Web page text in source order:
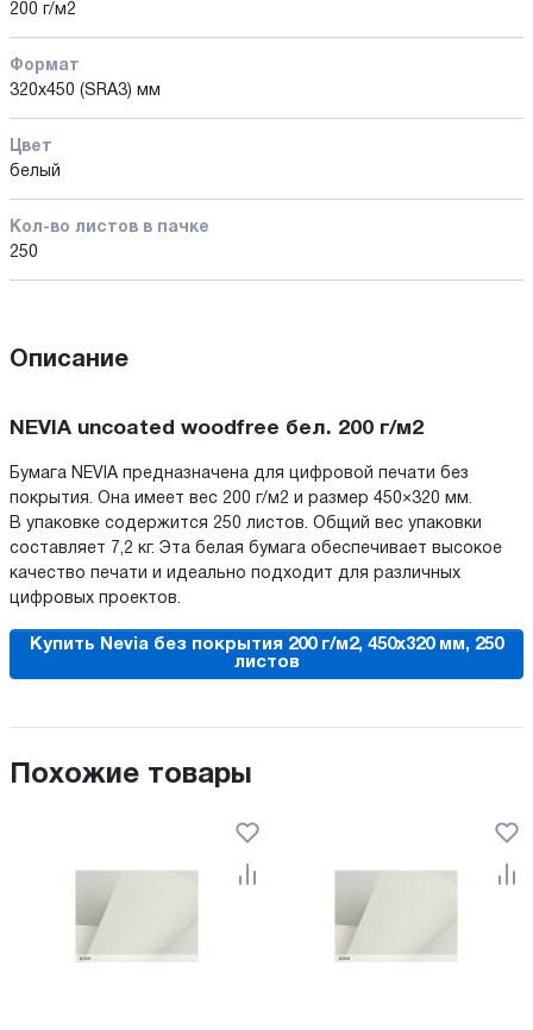
200 г/м2
Формат
320x450 (SRA3) мм
Цвет
белый
Кол-во листов в пачке
250
Описание
NEVIA uncoated woodfree бел. 200 г/м2
Бумага NEVIA предназначена для цифровой печати без
покрытия. Она имеет вес 200 г/м2 и размер 450×320 мм.
В упаковке содержится 250 листов. Общий вес упаковки
составляет 7,2 кг. Эта белая бумага обеспечивает высокое
качество печати и идеально подходит для различных
цифровых проектов.
Купить Nevia без покрытия 200 г/м2, 450x320 мм, 250
листов
Похожие товары